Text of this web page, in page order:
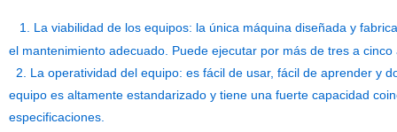
1. La viabilidad de los equipos: la única máquina diseñada y
el mantenimiento adecuado. Puede ejecutar por más de tres a
2. La operatividad del equipo: es fácil de usar, fácil de aprender y
equipo es altamente estandarizado y tiene una fuerte capacidad
especificaciones.